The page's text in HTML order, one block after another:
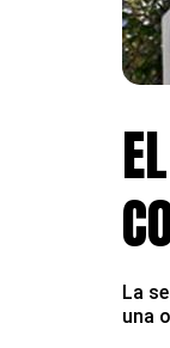
La
una